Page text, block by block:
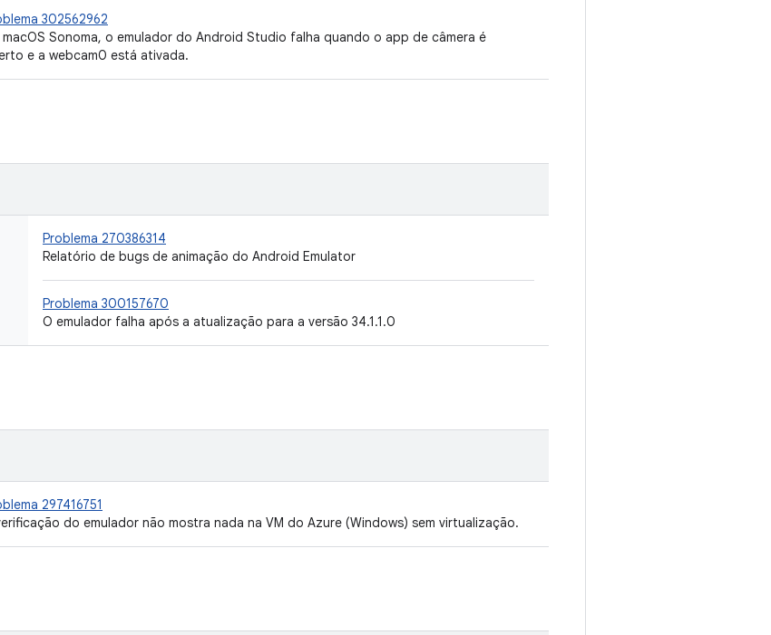
302562962
macOS Sonoma, o emulador do Android Studio falha quando o app de câmera é
e a webcam0 está ativada.
Problema 270386314
Relatório de bugs de animação do Android Emulator
Problema 300157670
O emulador falha após a atualização para a versão 34.1.1.0
297416751
do emulador não mostra nada na VM do Azure (Windows) sem virtualização.